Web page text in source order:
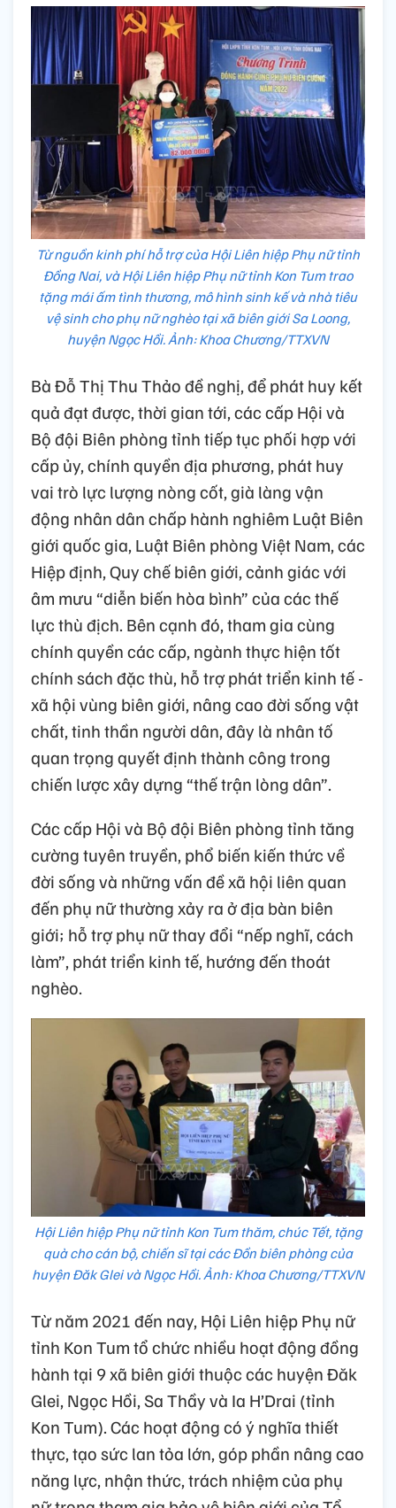
Từ nguồn kinh phí hỗ trợ của Hội Liên hiệp Phụ nữ tỉnh
Đồng Nai, và Hội Liên hiệp Phụ nữ tỉnh Kon Tum trao
tặng mái ấm tình thương, mô hình sinh kế và nhà tiêu
vệ sinh cho phụ nữ nghèo tại xã biên giới Sa Loong,
huyện Ngọc Hồi. Ảnh: Khoa Chương/TTXVN
Bà Đỗ Thị Thu Thảo đề nghị, để phát huy kết
quả đạt được, thời gian tới, các cấp Hội và
Bộ đội Biên phòng tỉnh tiếp tục phối hợp với
cấp ủy, chính quyền địa phương, phát huy
vai trò lực lượng nòng cốt, già làng vận
động nhân dân chấp hành nghiêm Luật Biên
giới quốc gia, Luật Biên phòng Việt Nam, các
Hiệp định, Quy chế biên giới, cảnh giác với
âm mưu “diễn biến hòa bình” của các thế
lực thù địch. Bên cạnh đó, tham gia cùng
chính quyền các cấp, ngành thực hiện tốt
chính sách đặc thù, hỗ trợ phát triển kinh tế -
xã hội vùng biên giới, nâng cao đời sống vật
chất, tinh thần người dân, đây là nhân tố
quan trọng quyết định thành công trong
chiến lược xây dựng “thế trận lòng dân”.
Các cấp Hội và Bộ đội Biên phòng tỉnh tăng
cường tuyên truyền, phổ biến kiến thức về
đời sống và những vấn đề xã hội liên quan
đến phụ nữ thường xảy ra ở địa bàn biên
giới; hỗ trợ phụ nữ thay đổi “nếp nghĩ, cách
làm”, phát triển kinh tế, hướng đến thoát
nghèo.
Hội Liên hiệp Phụ nữ tỉnh Kon Tum thăm, chúc Tết, tặng
quà cho cán bộ, chiến sĩ tại các Đồn biên phòng của
huyện Đăk Glei và Ngọc Hồi. Ảnh: Khoa Chương/TTXVN
Từ năm 2021 đến nay, Hội Liên hiệp Phụ nữ
tỉnh Kon Tum tổ chức nhiều hoạt động đồng
hành tại 9 xã biên giới thuộc các huyện Đăk
Glei, Ngọc Hồi, Sa Thầy và Ia H’Drai (tỉnh
Kon Tum). Các hoạt động có ý nghĩa thiết
thực, tạo sức lan tỏa lớn, góp phần nâng cao
năng lực, nhận thức, trách nhiệm của phụ